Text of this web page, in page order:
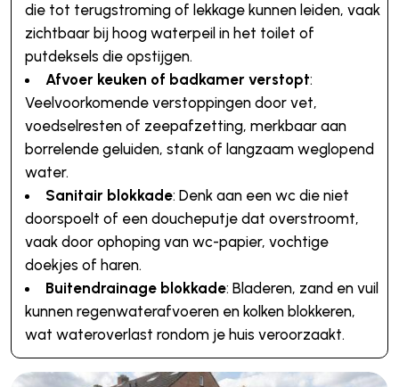
die tot terugstroming of lekkage kunnen leiden, vaak
zichtbaar bij hoog waterpeil in het toilet of
putdeksels die opstijgen.
Afvoer keuken of badkamer verstopt:
Veelvoorkomende verstoppingen door vet,
voedselresten of zeepafzetting, merkbaar aan
borrelende geluiden, stank of langzaam weglopend
water.
Sanitair blokkade: Denk aan een wc die niet
doorspoelt of een doucheputje dat overstroomt,
vaak door ophoping van wc-papier, vochtige
doekjes of haren.
Buitendrainage blokkade: Bladeren, zand en vuil
kunnen regenwaterafvoeren en kolken blokkeren,
wat wateroverlast rondom je huis veroorzaakt.